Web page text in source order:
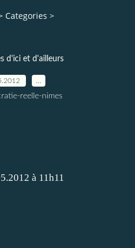
Categories >
d'ici et d'ailleurs
reelle-nimes
à 11h11